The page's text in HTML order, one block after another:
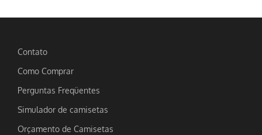
Contato
Como Comprar
Perguntas Freqüentes
Simulador de camisetas
Orçamento de Camisetas